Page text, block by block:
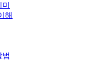
해
법